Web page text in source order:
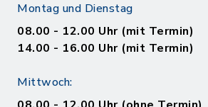
Montag und Dienstag
08.00 - 12.00 Uhr (mit Termin)
14.00 - 16.00 Uhr (mit Termin)
Mittwoch: